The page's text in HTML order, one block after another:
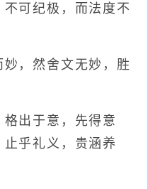
可纪极，而法度不
，然舍文无妙，胜
出于意，先得意
乎礼义，贵涵养